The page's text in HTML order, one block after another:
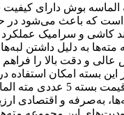
مته الماسه بوش دارای
است که باعث می‌شود در
کاشی و سرامیک عملکرد
مته‌ها به دلیل داشتن
و دقت بالا را فراهم
بسته امکان استفاده
به کاربر می‌دهد. قیمت
به‌صرفه و اقتصادی